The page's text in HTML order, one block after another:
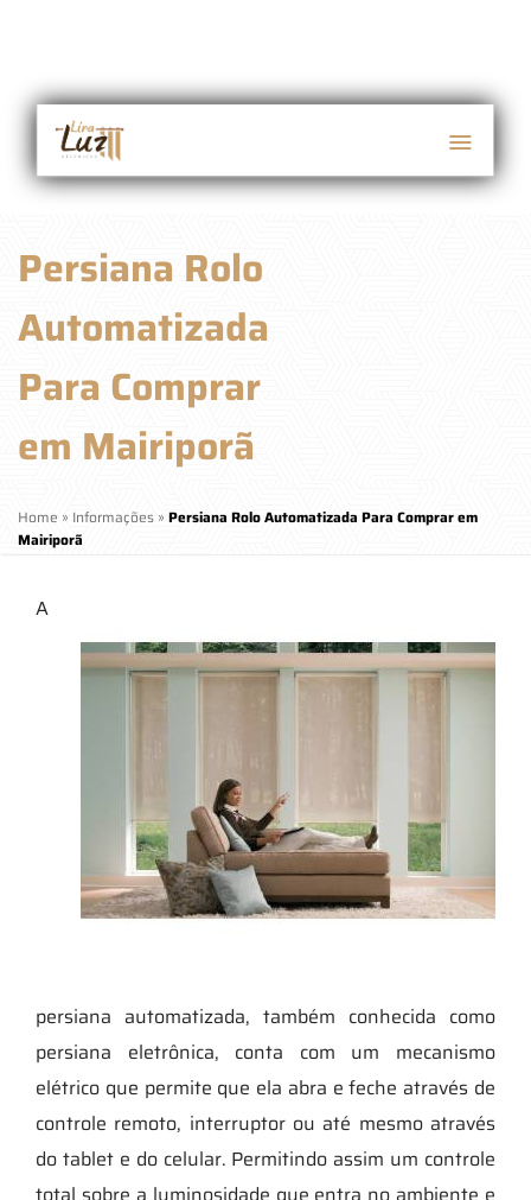
Persiana Rolo
Automatizada
Para Comprar
em Mairiporã
Home » Informações » Persiana Rolo Automatizada Para Comprar em
Mairiporã
A
persiana automatizada, também conhecida como
persiana eletrônica, conta com um mecanismo
elétrico que permite que ela abra e feche através de
controle remoto, interruptor ou até mesmo através
do tablet e do celular. Permitindo assim um controle